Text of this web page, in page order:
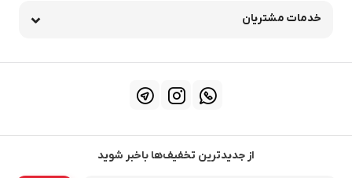
خدمات مشتریان
از جدیدترین تخفیف‌ها باخبر شوید